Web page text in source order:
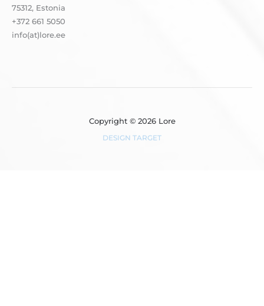
75312, Estonia
+372 661 5050
info(at)lore.ee
Copyright © 2026 Lore
DESIGN TARGET